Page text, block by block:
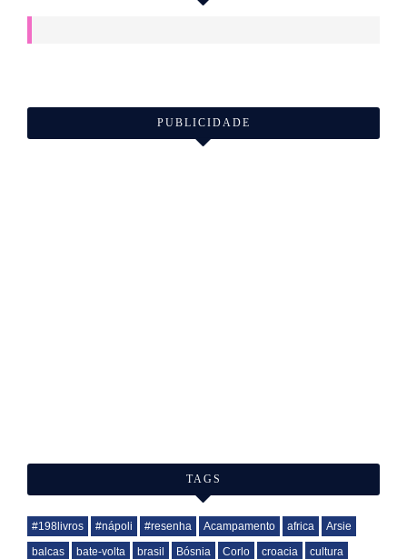
PUBLICIDADE
TAGS
#198livros #nápoli #resenha Acampamento africa
Arsie
balcas
bate-volta brasil Bósnia Corlo croacia cultura